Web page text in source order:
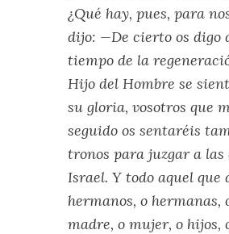
¿Qué hay, pues, para
dijo: —De cierto os digo
tiempo de la
Hijo del Hombre se
su gloria, vosotros que
seguido os sentaréis
tronos para juzgar a las
Israel. Y todo aquel que
hermanos, o hermanas,
madre, o mujer, o hijos,